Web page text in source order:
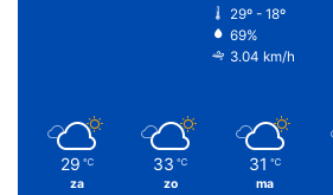
29º - 18º
69%
3.04 km/h
29 ℃
za
33 ℃
zo
31 ℃
ma